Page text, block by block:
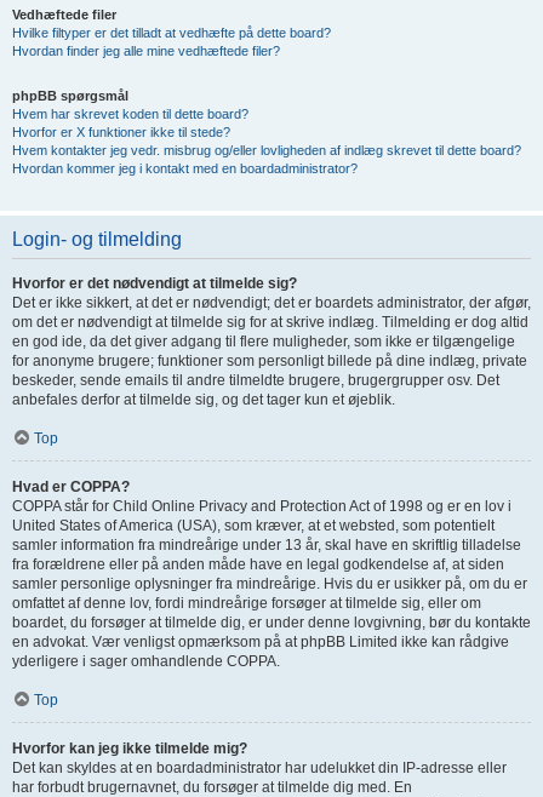
Vedhæftede filer
Hvilke filtyper er det tilladt at vedhæfte på dette board?
Hvordan finder jeg alle mine vedhæftede filer?
phpBB spørgsmål
Hvem har skrevet koden til dette board?
Hvorfor er X funktioner ikke til stede?
Hvem kontakter jeg vedr. misbrug og/eller lovligheden af indlæg skrevet til dette board?
Hvordan kommer jeg i kontakt med en boardadministrator?
Login- og tilmelding
Hvorfor er det nødvendigt at tilmelde sig?
Det er ikke sikkert, at det er nødvendigt; det er boardets administrator, der afgør,
om det er nødvendigt at tilmelde sig for at skrive indlæg. Tilmelding er dog altid
en god ide, da det giver adgang til flere muligheder, som ikke er tilgængelige
for anonyme brugere; funktioner som personligt billede på dine indlæg, private
beskeder, sende emails til andre tilmeldte brugere, brugergrupper osv. Det
anbefales derfor at tilmelde sig, og det tager kun et øjeblik.
Top
Hvad er COPPA?
COPPA står for Child Online Privacy and Protection Act of 1998 og er en lov i
United States of America (USA), som kræver, at et websted, som potentielt
samler information fra mindreårige under 13 år, skal have en skriftlig tilladelse
fra forældrene eller på anden måde have en legal godkendelse af, at siden
samler personlige oplysninger fra mindreårige. Hvis du er usikker på, om du er
omfattet af denne lov, fordi mindreårige forsøger at tilmelde sig, eller om
boardet, du forsøger at tilmelde dig, er under denne lovgivning, bør du kontakte
en advokat. Vær venligst opmærksom på at phpBB Limited ikke kan rådgive
yderligere i sager omhandlende COPPA.
Top
Hvorfor kan jeg ikke tilmelde mig?
Det kan skyldes at en boardadministrator har udelukket din IP-adresse eller
har forbudt brugernavnet, du forsøger at tilmelde dig med. En